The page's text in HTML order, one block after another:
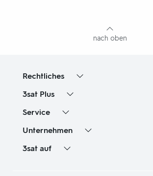
nach oben
Rechtliches
3sat Plus
Service
Unternehmen
3sat auf